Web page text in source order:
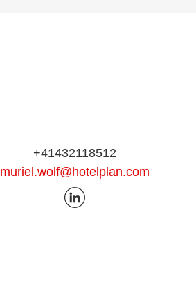
+41432118512
muriel.wolf@hotelplan.com